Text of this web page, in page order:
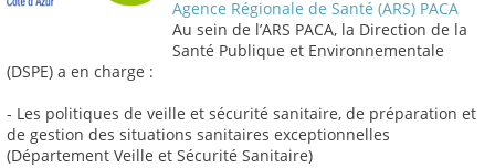
Agence Régionale de Santé (ARS) PACA
Au sein de l’ARS PACA, la Direction de la
Santé Publique et Environnementale
(DSPE) a en charge :
- Les politiques de veille et sécurité sanitaire, de préparation et
de gestion des situations sanitaires exceptionnelles
(Département Veille et Sécurité Sanitaire)